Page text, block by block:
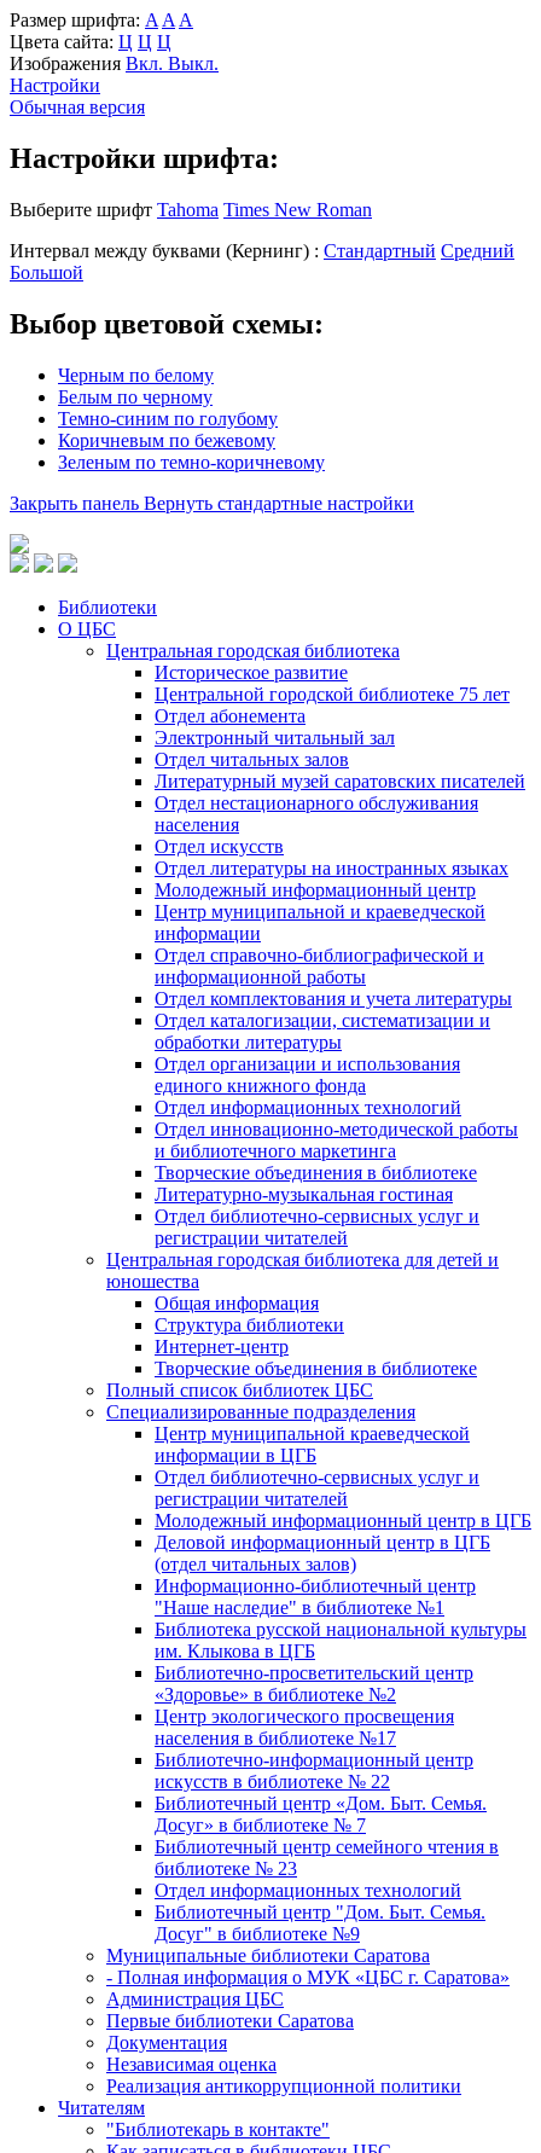
Размер шрифта: A A A
Цвета сайта: Ц Ц Ц
Изображения Вкл. Выкл.
Настройки
Обычная версия
Настройки шрифта:
Выберите шрифт Tahoma Times New Roman
Интервал между буквами (Кернинг) : Стандартный Средний
Большой
Выбор цветовой схемы:
Черным по белому
Белым по черному
Темно-синим по голубому
Коричневым по бежевому
Зеленым по темно-коричневому
Закрыть панель Вернуть стандартные настройки
Библиотеки
О ЦБС
Центральная городская библиотека
Историческое развитие
Центральной городской библиотеке 75 лет
Отдел абонемента
Электронный читальный зал
Отдел читальных залов
Литературный музей саратовских писателей
Отдел нестационарного обслуживания
населения
Отдел искусств
Отдел литературы на иностранных языках
Молодежный информационный центр
Центр муниципальной и краеведческой
информации
Отдел справочно-библиографической и
информационной работы
Отдел комплектования и учета литературы
Отдел каталогизации, систематизации и
обработки литературы
Отдел организации и использования
единого книжного фонда
Отдел информационных технологий
Отдел инновационно-методической работы
и библиотечного маркетинга
Творческие объединения в библиотеке
Литературно-музыкальная гостиная
Отдел библиотечно-сервисных услуг и
регистрации читателей
Центральная городская библиотека для детей и
юношества
Общая информация
Структура библиотеки
Интернет-центр
Творческие объединения в библиотеке
Полный список библиотек ЦБС
Специализированные подразделения
Центр муниципальной краеведческой
информации в ЦГБ
Отдел библиотечно-сервисных услуг и
регистрации читателей
Молодежный информационный центр в ЦГБ
Деловой информационный центр в ЦГБ
(отдел читальных залов)
Информационно-библиотечный центр
"Наше наследие" в библиотеке №1
Библиотека русской национальной культуры
им. Клыкова в ЦГБ
Библиотечно-просветительский центр
«Здоровье» в библиотеке №2
Центр экологического просвещения
населения в библиотеке №17
Библиотечно-информационный центр
искусств в библиотеке № 22
Библиотечный центр «Дом. Быт. Семья.
Досуг» в библиотеке № 7
Библиотечный центр семейного чтения в
библиотеке № 23
Отдел информационных технологий
Библиотечный центр "Дом. Быт. Семья.
Досуг" в библиотеке №9
Муниципальные библиотеки Саратова
- Полная информация о МУК «ЦБС г. Саратова»
Администрация ЦБС
Первые библиотеки Саратова
Документация
Независимая оценка
Реализация антикоррупционной политики
Читателям
"Библиотекарь в контакте"